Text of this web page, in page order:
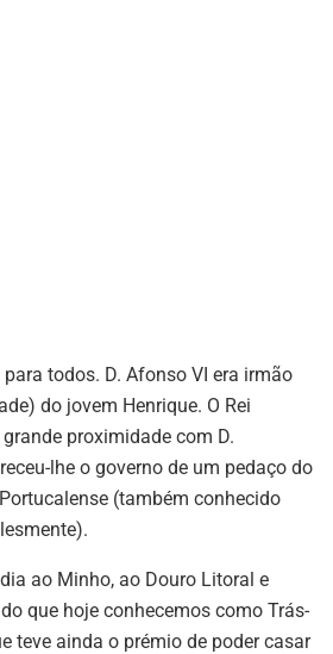
todos. D. Afonso VI era irmão
do jovem Henrique. O Rei
proximidade com D.
lhe o governo de um pedaço do
(também conhecido
ao Minho, ao Douro Litoral e
que hoje conhecemos como Trás-
teve ainda o prémio de poder casar